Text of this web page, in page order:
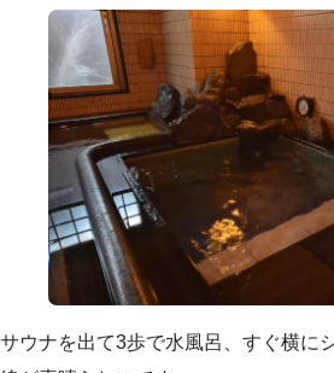
サウナを出て3歩で水風呂、すぐ横に